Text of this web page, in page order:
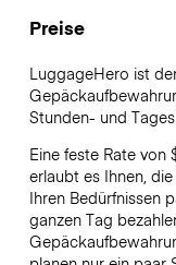
Preise
LuggageHero ist
Stunden- und
Eine feste Rate von
erlaubt es Ihnen,
Ihren Bedürfnissen
ganzen Tag